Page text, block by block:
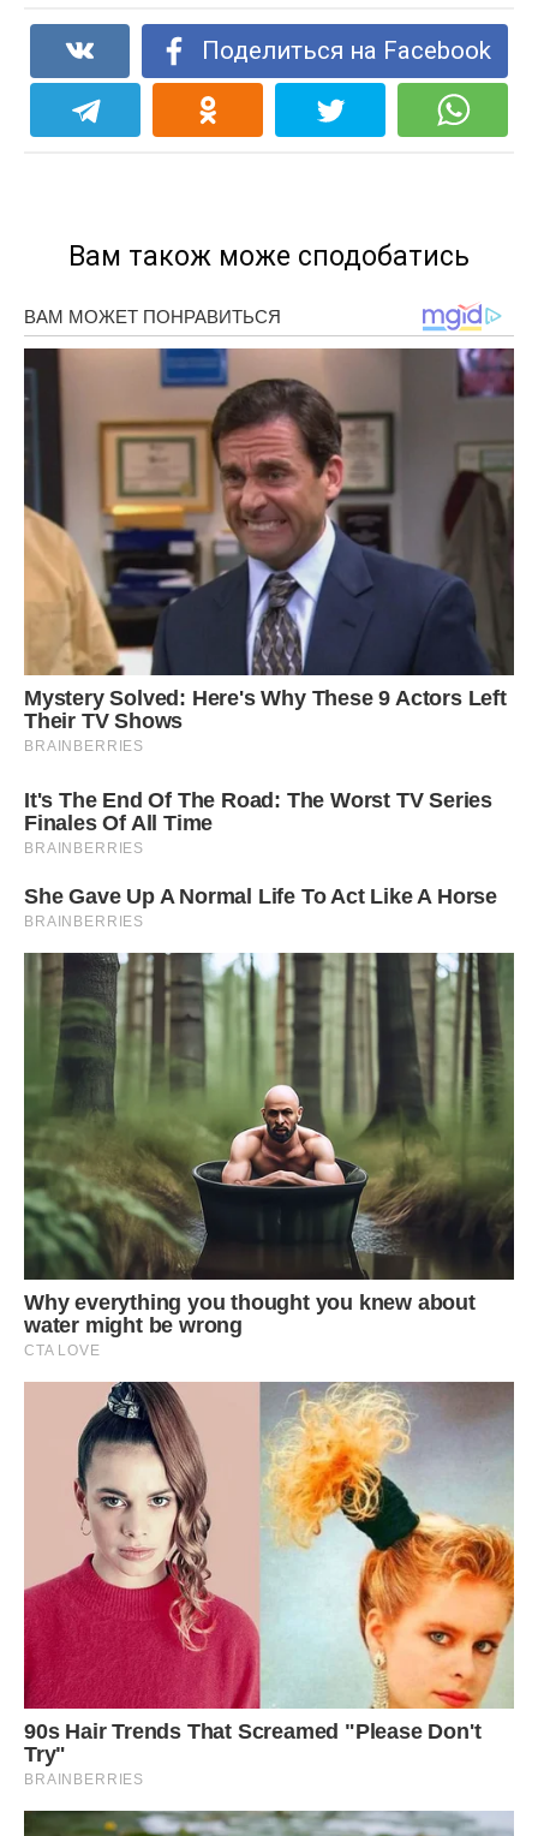
Поделиться на Facebook
Вам також може сподобатись